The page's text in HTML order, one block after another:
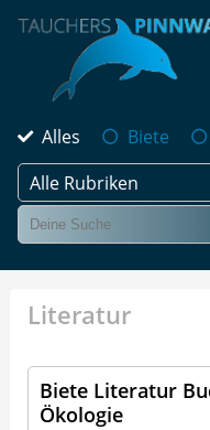
Alles Biete
Alle Rubriken
Literatur
Biete Literatur
Ökologie